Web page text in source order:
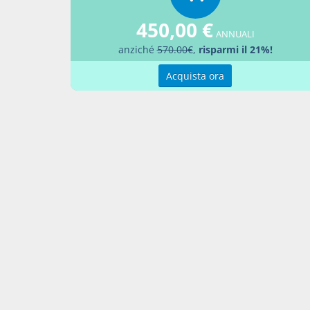
4.
statali
degli
450,00 € ANNUALI
anziché570.00€, risparmi il 21%!
Acquista ora